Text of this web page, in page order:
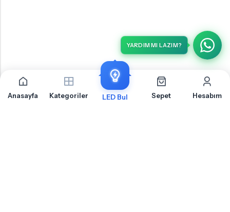
YARDIM MI LAZIM?
Anasayfa Kategoriler LED Bul Sepet Hesabım